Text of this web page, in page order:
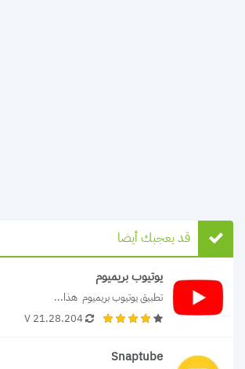
قد يعجبك أيضا
يوتيوب بريميوم
تطبيق يوتيوب بريميوم  هذا...
21.28.204 V
Snaptube